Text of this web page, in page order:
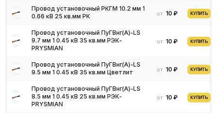
Жилы могут покрываться:
резиной;
полихлорвиниловым пластиком.
Поверх изоляционной обмотки накладывается защитная
оплетка из хлопчатобумажного или шелкового волокна. У
некоторых моделей проводов защитный слой подвергается
Разновидности
Провод установочный РКГМ 10.2 мм 1
0.66 кВ 25 кв.мм РК
от 10 ₽ КУПИТЬ
Провод установочный ПуГВнг(А)-LS
9.7 мм 1 0.45 кВ 35 кв.мм РЭК-
PRYSMIAN
от 10 ₽ КУПИТЬ
Провод установочный ПуГВнг(А)-LS
9.5 мм 1 0.45 кВ 35 кв.мм Цветлит
от 10 ₽ КУПИТЬ
Провод установочный ПуГВнг(А)-LS
8.5 мм 1 0.45 кВ 25 кв.мм РЭК-
PRYSMIAN
от 10 ₽ КУПИТЬ